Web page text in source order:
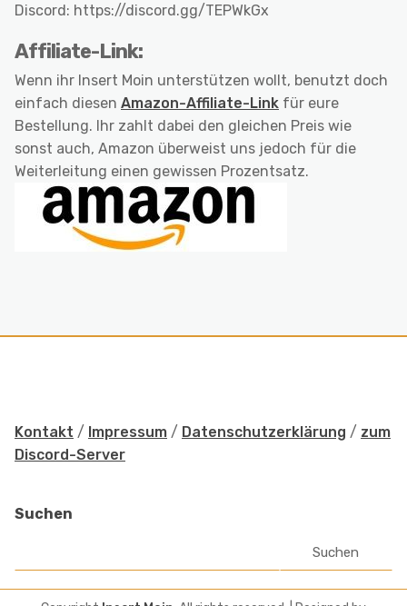
Discord: https://discord.gg/TEPWkGx
Affiliate-Link:
Wenn ihr Insert Moin unterstützen wollt, benutzt doch
einfach diesen Amazon-Affiliate-Link für eure
Bestellung. Ihr zahlt dabei den gleichen Preis wie
sonst auch, Amazon überweist uns jedoch für die
Weiterleitung einen gewissen Prozentsatz.
Kontakt / Impressum / Datenschutzerklärung / zum
Discord-Server
Suchen
Suchen